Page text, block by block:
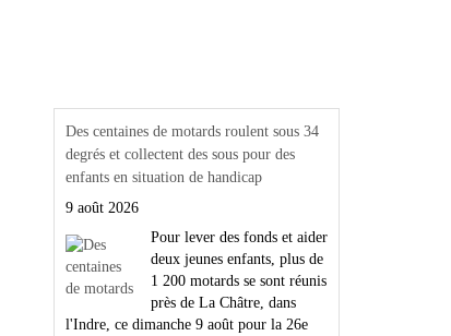
Des centaines de motards roulent sous 34
degrés et collectent des sous pour des
enfants en situation de handicap
9 août 2026
Pour lever des fonds et aider
deux jeunes enfants, plus de
1 200 motards se sont réunis
près de La Châtre, dans
l'Indre, ce dimanche 9 août pour la 26e